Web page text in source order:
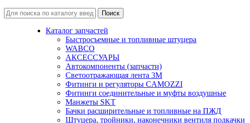
Каталог запчастей
Быстросъемные и топливные штуцера
WABCO
АКСЕССУАРЫ
Автокомпоненты (запчасти)
Светоотражающая лента 3М
Фитинги и регуляторы CAMOZZI
Фитинги соединительные и муфты воздушные
Манжеты SKT
Бачки расширительные и топливные на ПЖД
Штуцера, тройники, наконечники вентиля подкачки